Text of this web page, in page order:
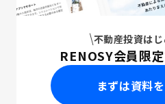
不動産投資は
RENOSY会員限
まずは資料